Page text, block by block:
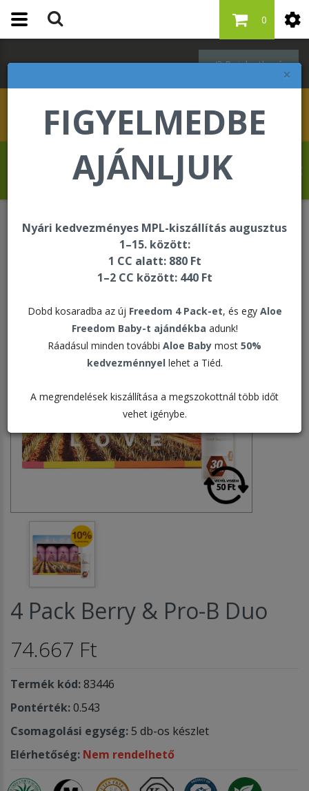
×
FIGYELMEDBE
AJÁNLJUK
Nyári kedvezményes MPL-kiszállítás augusztus
1–15. között:
1 CC alatt: 880 Ft
1–2 CC között: 440 Ft
Dobd kosaradba az új Freedom 4 Pack-et, és egy Aloe
Freedom Baby-t ajándékba adunk!
Ráadásul minden további Aloe Baby most 50%
kedvezménnyel lehet a Tiéd.
A megrendelések kiszállítása a megszokottnál több időt
vehet igénybe.
Bejelentkezés
0
Szabó Regina üdvözli Önt a Forever Living
internetes áruházában!
4 Pack Berry & Pro-B Duo
4 Pack Berry & Pro-B Duo
74.667 Ft
Termék kód:83446
Pontérték:0.543
Csomagolási egység: 5 db-os készlet
Elérhetőség: Nem rendelhető